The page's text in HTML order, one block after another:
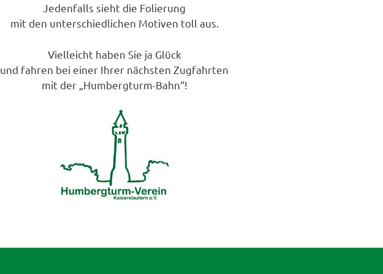
Jedenfalls sieht die Folierung
mit den unterschiedlichen Motiven toll aus.
Vielleicht haben Sie ja Glück
und fahren bei einer Ihrer nächsten Zugfahrten
mit der „Humbergturm-Bahn“!